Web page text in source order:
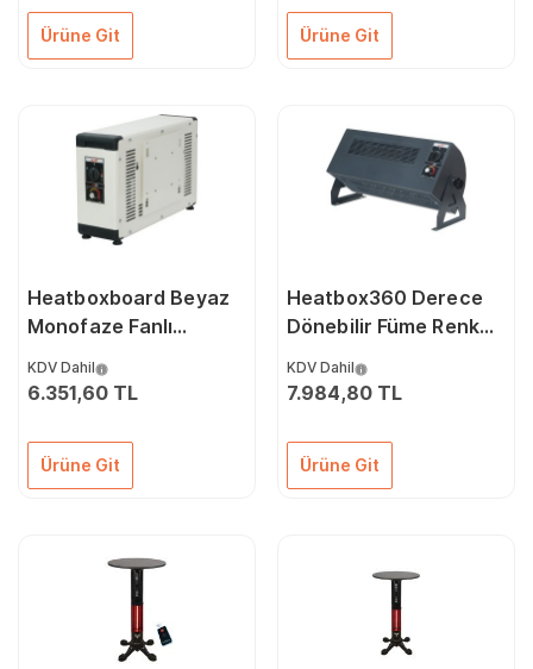
Ürüne Git Ürüne Git
Heatboxboard Beyaz
Monofaze Fanlı
1000/2000 Watt
KDV Dahil
6.351,60 TL
Ürüne Git
Heatbox360 Derece
Dönebilir Füme Renk
Elektrikli Isıtıcı 1500
KDV Dahil
7.984,80 TL
Ürüne Git